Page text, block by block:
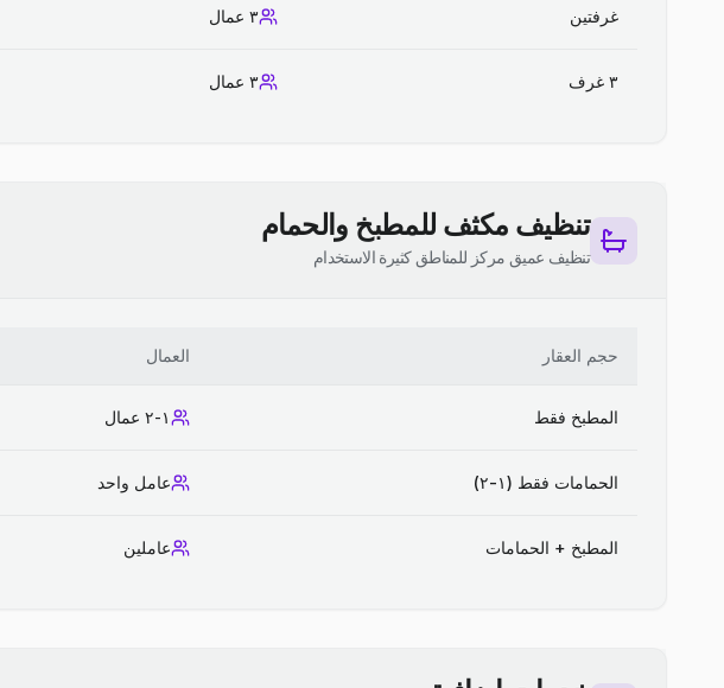
غرفتين ٣ عمال
٣ غرف ٣ عمال
تنظيف مكثف للمطبخ والحمام
تنظيف عميق مركز للمناطق كثيرة الاستخدام
حجم العقار العمال
المطبخ فقط ١-٢ عمال
الحمامات فقط (١-٢) عامل واحد
المطبخ + الحمامات عاملين